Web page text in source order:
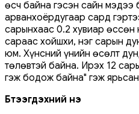
өсч байна гэсэн сайн мэдээ
арванхоёрдугаар сард
сарынхаас 0.2 хувиар өссөн
сараас хойшхи, нэг сарын
юм. Хүнсний үнийн өсөлт
төлөвтэй байна. Ирэх 12
гэж бодож байна" гэж
Бүтээгдэхүүний үнэ